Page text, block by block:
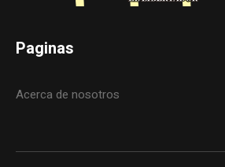
Paginas
Acerca de nosotros